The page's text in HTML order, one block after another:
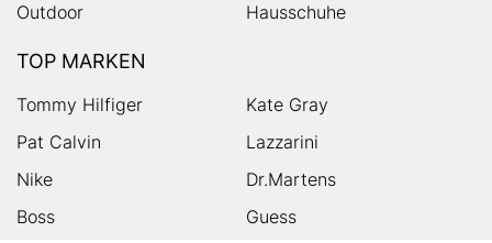
Outdoor
Hausschuhe
TOP MARKEN
Tommy Hilfiger
Kate Gray
Pat Calvin
Lazzarini
Nike
Dr.Martens
Boss
Guess